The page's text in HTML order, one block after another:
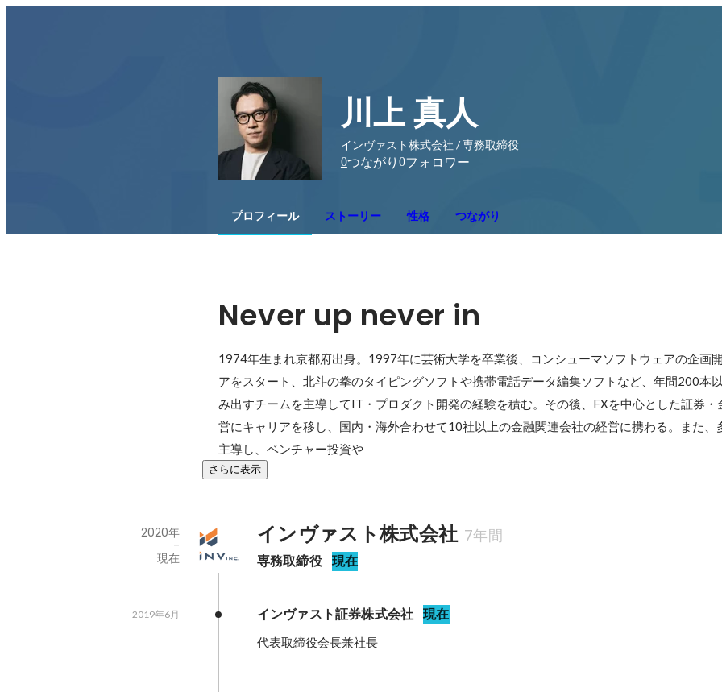
川上 真人
インヴァスト株式会社 / 専務取締役
0つながり 0フォロワー
プロフィール ストーリー 性格 つながり
Never up never in
1974年生まれ京都府出身。1997年に芸術大学を卒業後、コンシューマソフトウェアの企画
アをスタート、北斗の拳のタイピングソフトや携帯電話データ編集ソフトなど、年間200本
み出すチームを主導してIT・プロダクト開発の経験を積む。その後、FXを中心とした証券・
営にキャリアを移し、国内・海外合わせて10社以上の金融関連会社の経営に携わる。また、
主導し、ベンチャー投資や
さらに表示
インヴァスト株式会社 7年間
専務取締役 現在
2020年
-
現在
インヴァスト証券株式会社 現在
2019年6月
代表取締役会長兼社長